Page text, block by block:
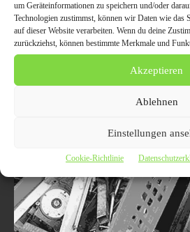
um Geräteinformationen zu speichern und/oder
Technologien zustimmst, können wir Daten wie das
auf dieser Website verarbeiten. Wenn du deine
zurückziehst, können bestimmte Merkmale und
Akzeptieren
Ablehnen
Einstellungen
Cookie-Richtlinie
Haushaltsauflösung,
Mischschrott
ALLGEMEIN
24. August 2023
Schrottabholung und Schrottankauf in
Haushaltsauflösung, Altmetall und Mischschrott Die Stadt
pulsierend, vielfältig und im ständigen